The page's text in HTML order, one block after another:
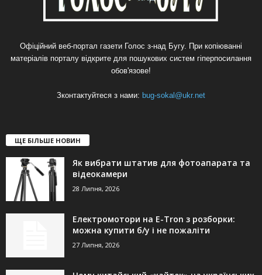
Офіційний веб-портал газети Голос з-над Бугу. При копіюванні
матеріалів порталу відкрите для пошукових систем гіперпосилання
обов'язове!
Зконтактуйтеся з нами: bug-sokal@ukr.net
ЩЕ БІЛЬШЕ НОВИН
Як вибрати штатив для фотоапарата та
відеокамери
28 Липня, 2026
Електромотори на E-Tron з розборки:
можна купити б/у і не пожаліти
27 Липня, 2026